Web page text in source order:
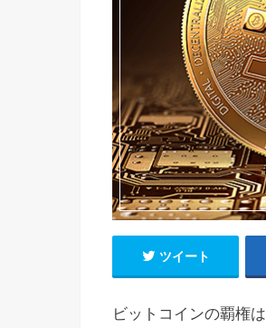
ツイート
ビットコインの覇権